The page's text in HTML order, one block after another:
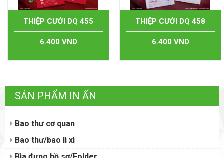
THIỆP CƯỚI DQ 455
6.400 VND
THIỆP CƯỚI DQ 458
6.400 VND
SẢN PHẨM IN ẤN
Bao thư cơ quan
Bao thư/bao lì xì